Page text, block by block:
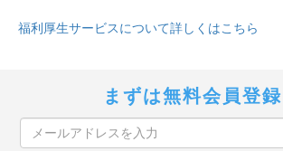
福利厚生サービスについて詳しくはこちら
まずは無料会員登録